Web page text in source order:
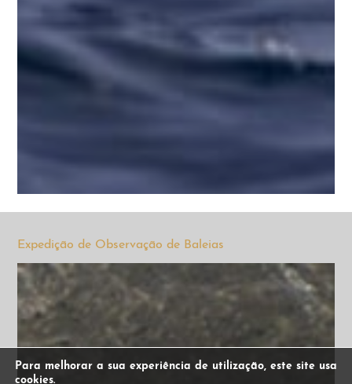
Expedição de Observação de Baleias
Para melhorar a sua experiência de utilização, este site usa
cookies.